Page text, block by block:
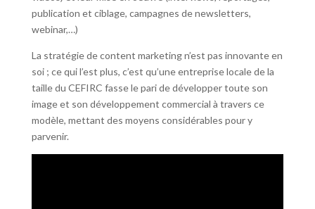
publication et ciblage, campagnes de newsletters,
webinar,…)
La stratégie de content marketing n’est pas innovante en
soi ; ce qui l’est plus, c’est qu’une entreprise locale de la
taille du CEFIRC fasse le pari de développer toute son
image et son développement commercial à travers ce
modèle, mettant des moyens considérables pour y
parvenir.